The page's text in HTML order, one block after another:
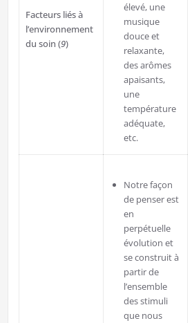
Facteurs liés à
l’environnement
du soin (9)
élevé, une
musique
douce et
relaxante,
des arômes
apaisants,
une
température
adéquate,
etc.
Notre façon
de penser est
en
perpétuelle
évolution et
se construit à
partir de
l’ensemble
des stimuli
que nous